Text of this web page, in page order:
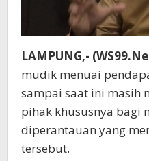
LAMPUNG,-
mudik menuai
sampai saat ini masih
pihak khususnya bagi
diperantauan yang
tersebut.